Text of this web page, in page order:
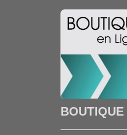
BOUTIQUE